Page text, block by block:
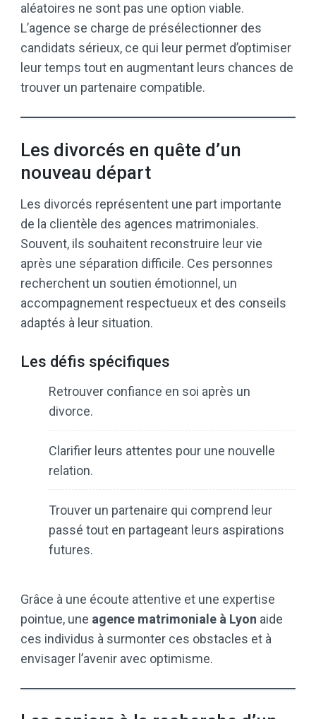
aléatoires ne sont pas une option viable.
L’agence se charge de présélectionner des
candidats sérieux, ce qui leur permet d’optimiser
leur temps tout en augmentant leurs chances de
trouver un partenaire compatible.
Les divorcés en quête d’un
nouveau départ
Les divorcés représentent une part importante
de la clientèle des agences matrimoniales.
Souvent, ils souhaitent reconstruire leur vie
après une séparation difficile. Ces personnes
recherchent un soutien émotionnel, un
accompagnement respectueux et des conseils
adaptés à leur situation.
Les défis spécifiques
Retrouver confiance en soi après un
divorce.
Clarifier leurs attentes pour une nouvelle
relation.
Trouver un partenaire qui comprend leur
passé tout en partageant leurs aspirations
futures.
Grâce à une écoute attentive et une expertise
pointue, une agence matrimoniale à Lyon aide
ces individus à surmonter ces obstacles et à
envisager l’avenir avec optimisme.